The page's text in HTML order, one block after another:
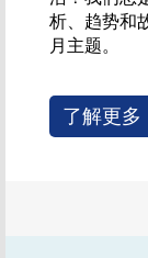
析、趋势和
月主题。
了解更多